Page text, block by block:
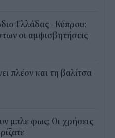
Ελλάδας - Κύπρου:
οι αμφισβητήσεις
πλέον και τη βαλίτσα
μπλε φως; Οι χρήσεις